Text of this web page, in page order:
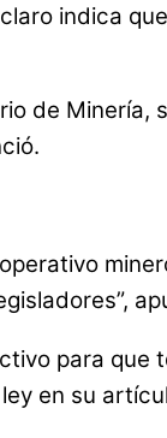
indica
de Minería,
para que
en su